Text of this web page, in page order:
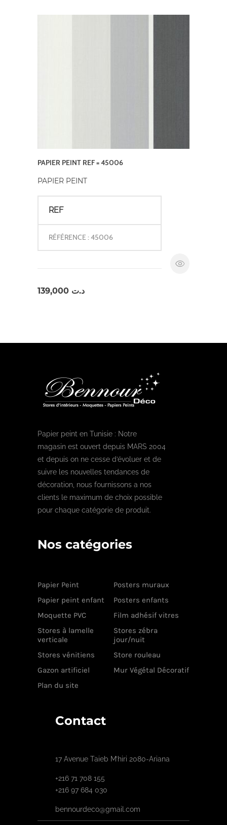
PAPIER PEINT REF = 45006
PAPIER PEINT
REF
RÉFÉRENCE : 45006
د.ت
Papier peint en Tunisie : Notre
magasin est ouvert depuis MARS 2004
et depuis on ne cesse d’évoluer et de
suivre les nouvelles tendances de
décoration, nous fournissons a nos
clients le maximum de choix possible
pour chaque catégorie de produit.
Nos catégories
Papier Peint
Posters muraux
Papier peint enfant
Posters enfants
Moquette PVC
Film adhésif vitres
Stores à lamelle
verticale
Stores zébra
jour/nuit
Stores vénitiens
Store rouleau
Gazon artificiel
Mur Végétal Décoratif
Plan du site
Contact
17 Avenue Taieb M’hiri 2080-Ariana
+216 71 708 155
+216 97 684 030
bennourdeco@gmail.com